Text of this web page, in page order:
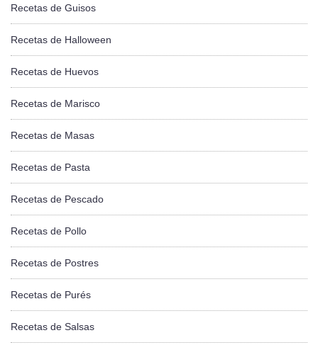
Recetas de Guisos
Recetas de Halloween
Recetas de Huevos
Recetas de Marisco
Recetas de Masas
Recetas de Pasta
Recetas de Pescado
Recetas de Pollo
Recetas de Postres
Recetas de Purés
Recetas de Salsas